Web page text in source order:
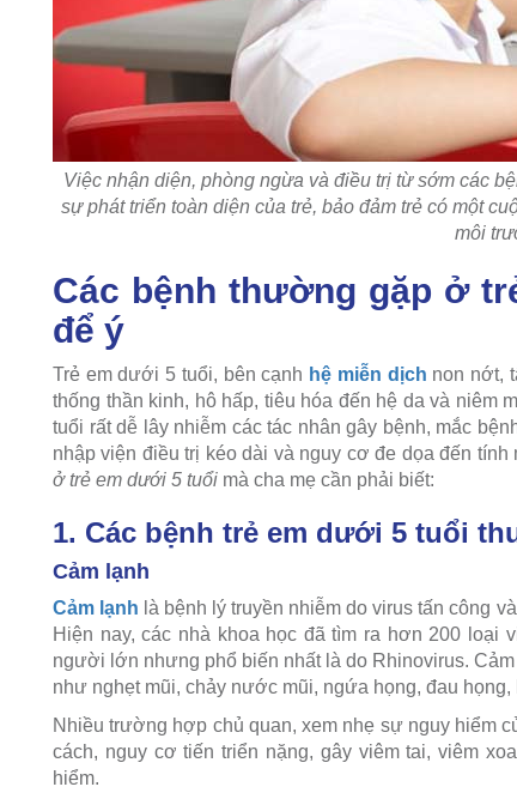
Việc nhận diện, phòng ngừa và điều trị từ sớm các
sự phát triển toàn diện của trẻ, bảo đảm trẻ có một
môi
Các bệnh thường gặp ở
để ý
Trẻ em dưới 5 tuổi, bên cạnh hệ miễn dịch non nớt,
thống thần kinh, hô hấp, tiêu hóa đến hệ da và niêm
tuổi rất dễ lây nhiễm các tác nhân gây bệnh, mắc
nhập viện điều trị kéo dài và nguy cơ đe dọa đến
ở trẻ em dưới 5 tuổi mà cha mẹ cần phải biết:
1. Các bệnh trẻ em dưới 5 tuổi
Cảm lạnh
Cảm lạnh là bệnh lý truyền nhiễm do virus tấn công
Hiện nay, các nhà khoa học đã tìm ra hơn 200 loại
người lớn nhưng phổ biến nhất là do Rhinovirus.
như nghẹt mũi, chảy nước mũi, ngứa họng, đau họng,
Nhiều trường hợp chủ quan, xem nhẹ sự nguy hiểm
cách, nguy cơ tiến triển nặng, gây viêm tai, viêm
hiểm.